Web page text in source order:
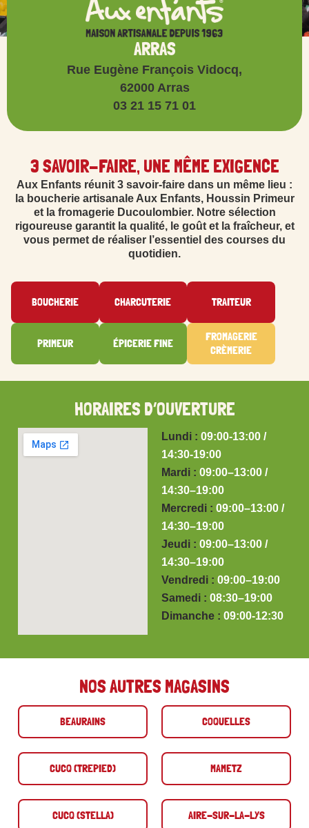
ARRAS
Rue Eugène François Vidocq,
62000 Arras
03 21 15 71 01
3 SAVOIR-FAIRE, UNE MÊME EXIGENCE
Aux Enfants réunit 3 savoir-faire dans un même lieu :
la boucherie artisanale Aux Enfants, Houssin Primeur
et la fromagerie Ducoulombier. Notre sélection
rigoureuse garantit la qualité, le goût et la fraîcheur, et
vous permet de réaliser l’essentiel des courses du
quotidien.
BOUCHERIE CHARCUTERIE TRAITEUR
PRIMEUR ÉPICERIE FINE
FROMAGERIE
CRÈMERIE
HORAIRES D’OUVERTURE
Lundi : 09:00-13:00 /
14:30-19:00
Mardi : 09:00–13:00 /
14:30–19:00
Mercredi : 09:00–13:00 /
14:30–19:00
Jeudi : 09:00–13:00 /
14:30–19:00
Vendredi : 09:00–19:00
Samedi : 08:30–19:00
Dimanche : 09:00-12:30
NOS AUTRES MAGASINS
BEAURAINS COQUELLES
CUCQ (TREPIED) MAMETZ
CUCQ (STELLA) AIRE-SUR-LA-LYS